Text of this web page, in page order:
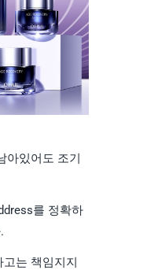
아있어도 조기
를 정확하
는 책임지지